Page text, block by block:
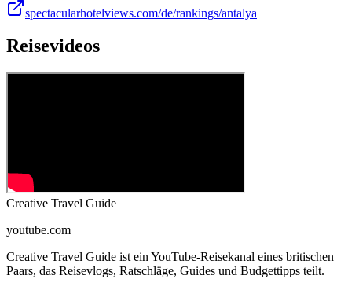
spectacularhotelviews.com/de/rankings/antalya
Reisevideos
Creative Travel Guide
youtube.com
Creative Travel Guide ist ein YouTube-Reisekanal eines britischen
Paars, das Reisevlogs, Ratschläge, Guides und Budgettipps teilt.